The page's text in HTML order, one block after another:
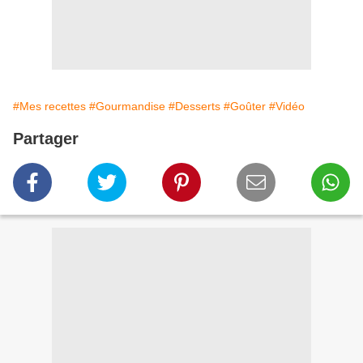
#Mes recettes #Gourmandise #Desserts #Goûter #Vidéo
Partager